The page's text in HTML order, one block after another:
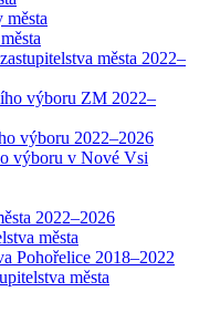
města
města 2022–
výboru ZM 2022–
výboru 2022–2026
výboru v Nové Vsi
2022–2026
města
Pohořelice 2018–2022
města